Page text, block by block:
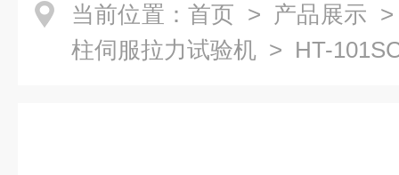
当前位置： 首页 > 产品展示
柱伺服拉力试验机 > HT-